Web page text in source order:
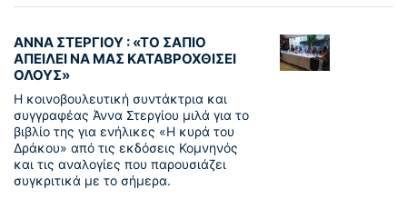
ΑΝΝΑ ΣΤΕΡΓΙΟΥ : «ΤΟ ΣΑΠΙΟ
ΑΠΕΙΛΕΙ ΝΑ ΜΑΣ ΚΑΤΑΒΡΟΧΘΙΣΕΙ
ΟΛΟΥΣ»
Η κοινοβουλευτική συντάκτρια και
συγγραφέας Άννα Στεργίου μιλά για το
βιβλίο της για ενήλικες «Η κυρά του
Δράκου» από τις εκδόσεις Κομνηνός
και τις αναλογίες που παρουσιάζει
συγκριτικά με το σήμερα.